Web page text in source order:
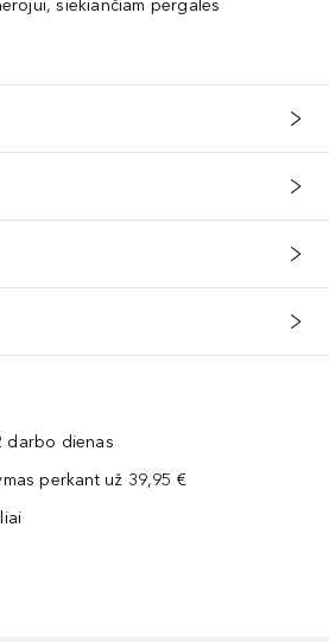
siekiančiam pergalės
darbo dienas
perkant už 39,95 €